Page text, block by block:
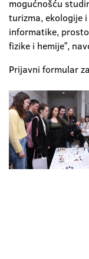
mogućnošću
turizma, ekologije
informatike,
fizike i hemijeˮ,
Prijavni formular